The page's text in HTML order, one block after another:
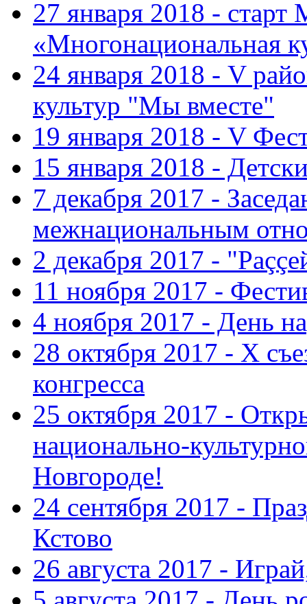
27 января 2018 - старт
«Многонациональная
24 января 2018 - V
культур "Мы вместе"
19 января 2018 - V
15 января 2018 -
7 декабря 2017 -
межнациональным
2 декабря 2017 -
11 ноября 2017 -
4 ноября 2017 - День
28 октября 2017 - Х
конгресса
25 октября 2017 -
национально-
Новгороде!
24 сентября 2017 -
Кстово
26 августа 2017 -